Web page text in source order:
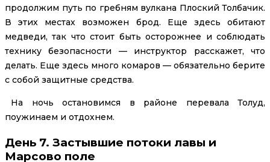
продолжим путь по гребням вулкана Плоский Толбачик.
В этих местах возможен брод. Еще здесь обитают
медведи, так что стоит быть осторожнее и соблюдать
технику безопасности — инструктор расскажет, что
делать. Еще здесь много комаров — обязательно берите
с собой защитные средства.
На ночь остановимся в районе перевала Толуд,
поужинаем и отдохнем.
День 7. Застывшие потоки лавы и
Марсово поле